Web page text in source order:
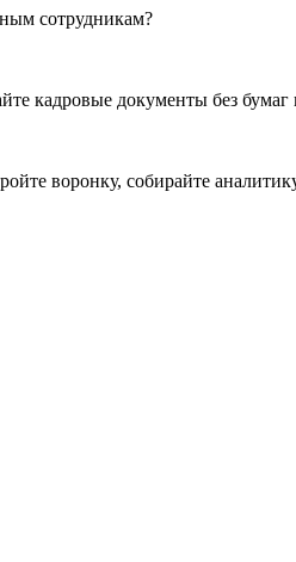
сотрудникам?
кадровые документы без
воронку, собирайте